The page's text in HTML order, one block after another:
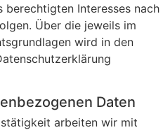
berechtigten Interesses nach
Über die jeweils im
wird in den
Daten
arbeiten wir mit